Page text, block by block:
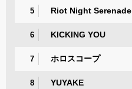
5 Riot Night Serenade
6 KICKING YOU
7 ホロスコープ
8 YUYAKE